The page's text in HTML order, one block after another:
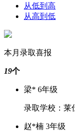
从低到高
从高到低
本月录取喜报
19个
梁* 6年级
录取学校：莱
赵*楠 3年级